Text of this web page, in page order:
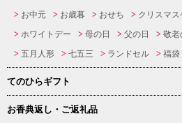
お中元 お歳暮 おせち クリスマス
ホワイトデー
母の日 父の日 敬老
五月人形
七五三 ランドセル 福袋
てのひらギフト
お香典返し・ご返礼品